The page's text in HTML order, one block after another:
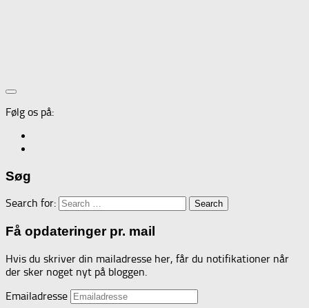
Følg os på:
Søg
Search for:
Få opdateringer pr. mail
Hvis du skriver din mailadresse her, får du notifikationer når
der sker noget nyt på bloggen.
Emailadresse